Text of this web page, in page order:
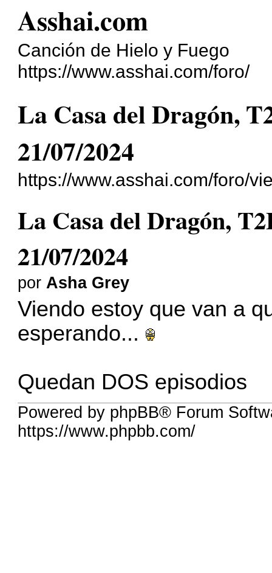
Asshai.com
Canción de Hielo y Fuego
https://www.asshai.com/foro/
La Casa del Dragón,
21/07/2024
https://www.asshai.com/foro/
La Casa del Dragón,
21/07/2024
por Asha Grey
Viendo estoy que van a
esperando...
Quedan DOS episodios
Powered by phpBB® Forum
https://www.phpbb.com/